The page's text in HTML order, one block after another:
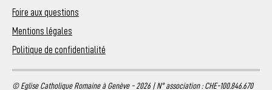
Foire aux questions
Mentions légales
Politique de confidentialité
© Eglise Catholique Romaine à Genève - 2026 | N° association : CHE-100.846.670